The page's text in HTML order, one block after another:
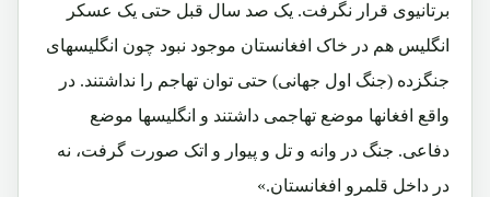
برتانیوی قرار نگرفت. یک صد سال قبل حتی یک عسکر
انگلیس هم در خاک افغانستان موجود نبود چون انگلیسهای
جنگزده (جنگ اول جهانی) حتی توان تهاجم را نداشتند. در
واقع افغانها موضع تهاجمی داشتند و انگلیسها موضع
دفاعی. جنگ در وانه و تل و پیوار و اتک صورت گرفت، نه
در داخل قلمرو افغانستان.»